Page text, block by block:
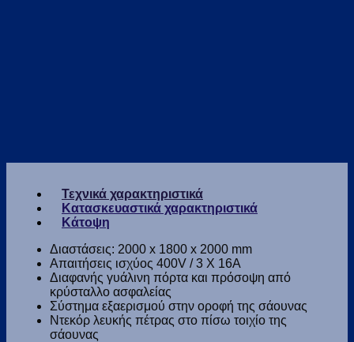
Τεχνικά χαρακτηριστικά
Κατασκευαστικά χαρακτηριστικά
Κάτοψη
Διαστάσεις: 2000 x 1800 x 2000 mm
Απαιτήσεις ισχύος 400V / 3 X 16A
Διαφανής γυάλινη πόρτα και πρόσοψη από
κρύσταλλο ασφαλείας
Σύστημα εξαερισμού στην οροφή της σάουνας
Ντεκόρ λευκής πέτρας στο πίσω τοιχίο της
σάουνας